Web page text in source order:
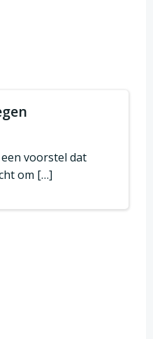
voorstel dat
om […]